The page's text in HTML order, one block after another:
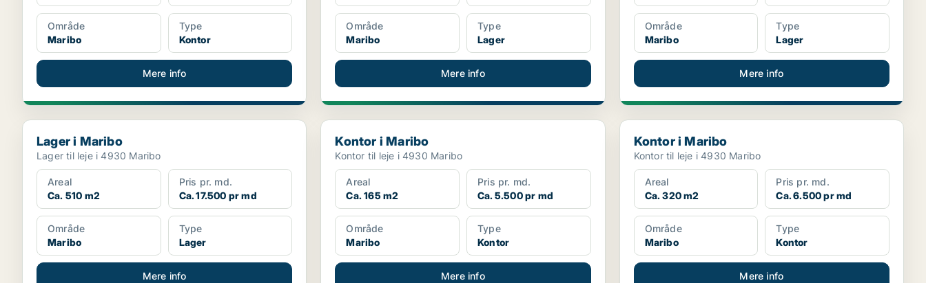
Område
Maribo
Type
Kontor
Mere info
Område
Maribo
Type
Lager
Mere info
Område
Maribo
Type
Lager
Mere info
Lager i Maribo
Lager i Maribo
Lager til leje i 4930 Maribo
Areal
Ca. 510 m2
Pris pr. md.
Ca. 17.500 pr md
Område
Maribo
Type
Lager
Mere info
Kontor i Maribo
Kontor i Maribo
Kontor til leje i 4930 Maribo
Areal
Ca. 165 m2
Pris pr. md.
Ca. 5.500 pr md
Område
Maribo
Type
Kontor
Mere info
Kontor i Maribo
Kontor i Maribo
Kontor til leje i 4930 Maribo
Areal
Ca. 320 m2
Pris pr. md.
Ca. 6.500 pr md
Område
Maribo
Type
Kontor
Mere info